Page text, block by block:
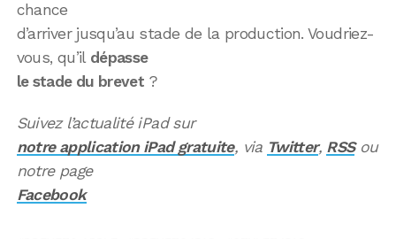
chance
d’arriver jusqu’au stade de la production. Voudriez-
vous, qu’il dépasse
le stade du brevet ?
Suivez l’actualité iPad sur
notre application iPad gratuite, via Twitter, RSSou
notre page
Facebook